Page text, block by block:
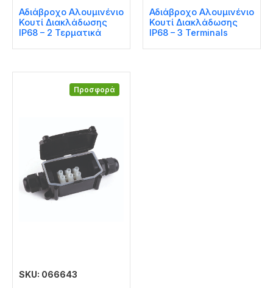
Αδιάβροχο Αλουμινένιο
Κουτί Διακλάδωσης
IP68 – 2 Τερματικά
Αδιάβροχο Αλουμινένιο
Κουτί Διακλάδωσης
IP68 – 3 Terminals
Προσφορά
SKU: 066643